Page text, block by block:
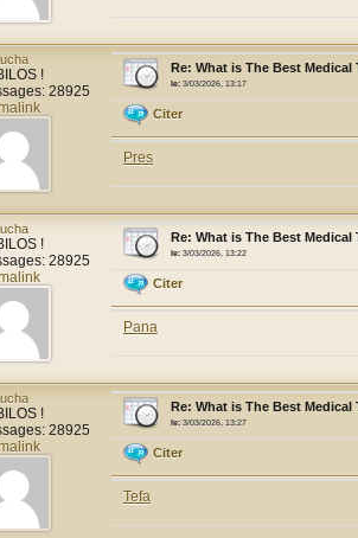
!
28925
Re: What is The Best Medical
le: 3/03/2026, 13:17
Citer
Pres
!
28925
Re: What is The Best Medical
le: 3/03/2026, 13:22
Citer
Pana
!
28925
Re: What is The Best Medical
le: 3/03/2026, 13:27
Citer
Tefa